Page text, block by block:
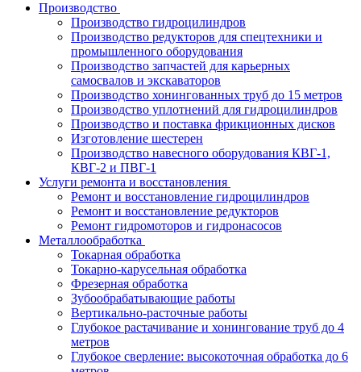
Производство
Производство гидроцилиндров
Производство редукторов для спецтехники и
промышленного оборудования
Производство запчастей для карьерных
самосвалов и экскаваторов
Производство хонингованных труб до 15 метров
Производство уплотнений для гидроцилиндров
Производство и поставка фрикционных дисков
Изготовление шестерен
Производство навесного оборудования КВГ-1,
КВГ-2 и ПВГ-1
Услуги ремонта и восстановления
Ремонт и восстановление гидроцилиндров
Ремонт и восстановление редукторов
Ремонт гидромоторов и гидронасосов
Металлообработка
Токарная обработка
Токарно-карусельная обработка
Фрезерная обработка
Зубообрабатывающие работы
Вертикально-расточные работы
Глубокое растачивание и хонингование труб до 4
метров
Глубокое сверление: высокоточная обработка до 6